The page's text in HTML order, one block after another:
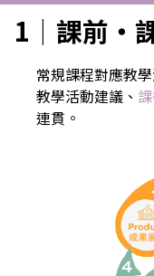
1｜課前・
常規課程對應教學
教學活動建議、
連貫。